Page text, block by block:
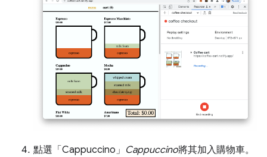
點選「Cappuccino」 Cappuccino將其加入購物車。